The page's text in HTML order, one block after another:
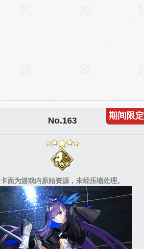
No.163 期间限定
卡面为游戏内原始资源，未经压缩处理。